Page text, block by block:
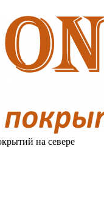
на севере